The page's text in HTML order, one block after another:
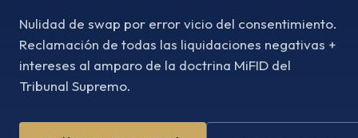
Nulidad de swap por error vicio del consentimiento.
Reclamación de todas las liquidaciones negativas +
intereses al amparo de la doctrina MiFID del
Tribunal Supremo.